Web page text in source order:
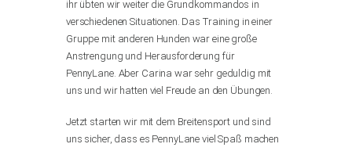
ihr übten wir weiter die Grundkommandos in
verschiedenen Situationen. Das Training in einer
Gruppe mit anderen Hunden war eine große
Anstrengung und Herausforderung für
PennyLane. Aber Carina war sehr geduldig mit
uns und wir hatten viel Freude an den Übungen.
Jetzt starten wir mit dem Breitensport und sind
uns sicher, dass es PennyLane viel Spaß machen